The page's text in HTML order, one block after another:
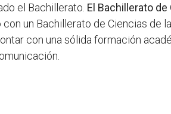
el Bachillerato. El Bachillerato
un Bachillerato de Ciencias de
con una sólida formación